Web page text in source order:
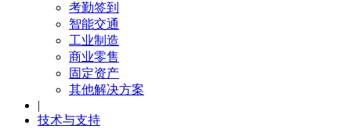
考勤签到
智能交通
工业制造
商业零售
固定资产
其他解决方案
|
技术与支持